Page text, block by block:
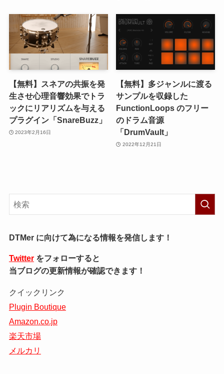
【無料】スネアの共振を発
生させ心理音響効果でトラ
ックにリアリズムを与える
プラグイン「SnareBuzz」
2023年2月16日
【無料】多ジャンルに渡る
サンプルを収録した
FunctionLoops のフリー
のドラム音源
「DrumVault」
2022年12月21日
DTMer に向けて為になる情報を発信します！
Twitter をフォローすると
当ブログの更新情報が確認できます！
クイックリンク
Plugin Boutique
Amazon.co.jp
楽天市場
メルカリ